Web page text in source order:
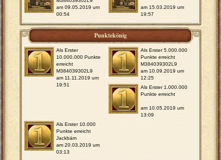
am 09.05.2019 um
00:54
am 15.03.2019 um
19:57
Punktekönig
Als Erster
10.000.000 Punkte
erreicht
M384039302L9
am 11.11.2019 um
19:51
Als Erster 5.000.000
Punkte erreicht
M384039302L9
am 10.09.2019 um
12:25
Als Erster 1.000.000
Punkte erreicht
am 10.05.2019 um
13:09
Als Erster 10.000
Punkte erreicht
Jackbäm
am 20.03.2019 um
03:13